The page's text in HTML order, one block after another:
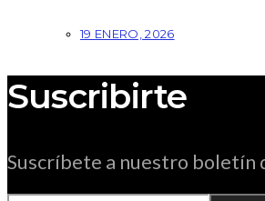
19 ENERO, 2026
Suscribirte
Suscríbete a nuestro boletín